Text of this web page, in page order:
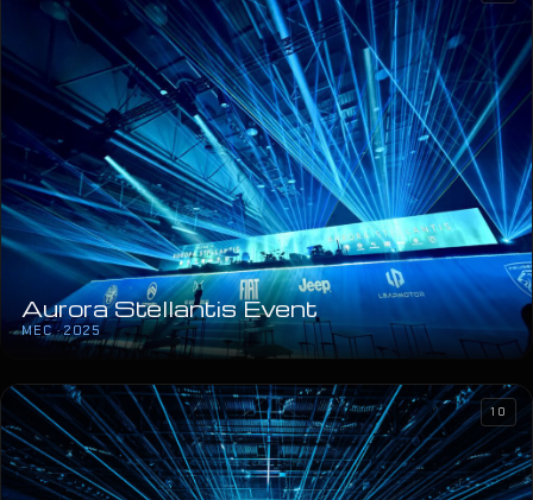
Aurora Stellantis Event
MEC · 2025
10